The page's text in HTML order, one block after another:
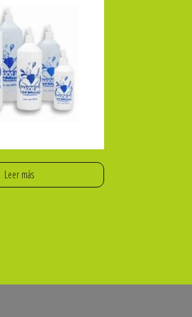
Leer más